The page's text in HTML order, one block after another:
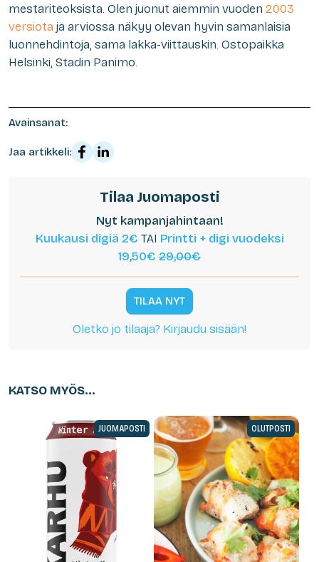
mestariteoksista. Olen juonut aiemmin vuoden 2003
versiota ja arviossa näkyy olevan hyvin samanlaisia
luonnehdintoja, sama lakka-viittauskin. Ostopaikka
Helsinki, Stadin Panimo.
Avainsanat:
Jaa artikkeli:
Tilaa Juomaposti
Nyt kampanjahintaan!
Kuukausi digiä 2€ TAI Printti + digi vuodeksi
19,50€ 29,00€
TILAA NYT
Oletko jo tilaaja? Kirjaudu sisään!
KATSO MYÖS...
JUOMAPOSTI OLUTPOSTI